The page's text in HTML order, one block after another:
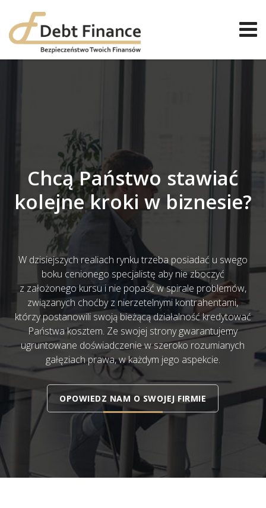
Chcą Państwo stawiać
kolejne kroki w biznesie?
W dzisiejszych realiach rynku trzeba posiadać u swego
boku cenionego specjalistę aby nie zboczyć
z założonego kursu i nie popaść w spirale problemów,
związanych choćby z nierzetelnymi kontrahentami,
którzy postanowili swoją bieżącą działalność kredytować
Państwa kosztem. Ze swojej strony gwarantujemy
ugruntowane doświadczenie w szeroko rozumianych
gałęziach prawa, w każdym jego aspekcie.
OPOWIEDZ NAM O SWOJEJ FIRMIE